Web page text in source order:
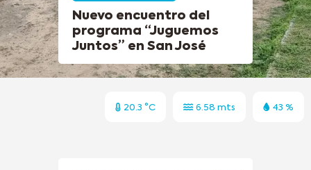
Nuevo encuentro del
programa “Juguemos
Juntos” en San José
20.3 °C 6.58 mts 43 %